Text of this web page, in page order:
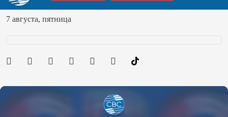
7 августа, пятница